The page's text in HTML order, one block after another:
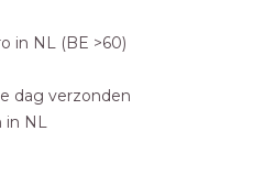
in NL (BE >60)
dag verzonden
in NL